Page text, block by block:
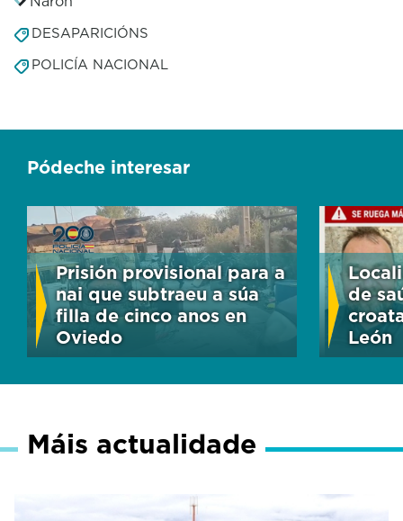
DESAPARICIÓNS
POLICÍA NACIONAL
Pódeche interesar
Prisión provisional para a
nai que subtraeu a súa
filla de cinco anos en
Oviedo
de
León
Máis actualidade